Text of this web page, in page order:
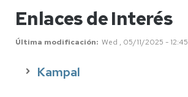
Enlaces de Interés
Última modificación Wed , 05/11/2025 - 12:45
Kampal